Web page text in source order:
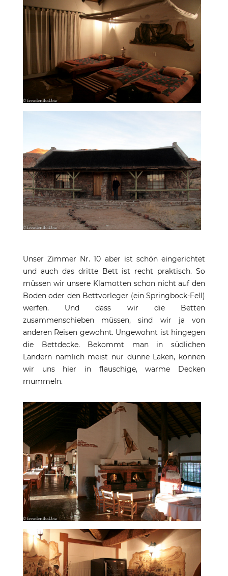
Unser Zimmer Nr. 10 aber ist schön eingerichtet
und auch das dritte Bett ist recht praktisch. So
müssen wir unsere Klamotten schon nicht auf den
Boden oder den Bettvorleger (ein Springbock-Fell)
werfen. Und dass wir die Betten
zusammenschieben müssen, sind wir ja von
anderen Reisen gewohnt. Ungewohnt ist hingegen
die Bettdecke. Bekommt man in südlichen
Ländern nämlich meist nur dünne Laken, können
wir uns hier in flauschige, warme Decken
mummeln.